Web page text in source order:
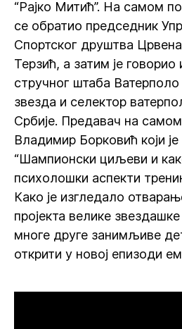
“Рајко Митић”. На самом
се обратио председник
Спортског друштва
Терзић, а затим је
стручног штаба
звезда и селектор
Србије. Предавач на самом
Владимир Борковић који
“Шампионски циљеви и
психолошки аспекти
Како је изгледало
пројекта велике
многе друге занимљиве
открити у новој епизоди